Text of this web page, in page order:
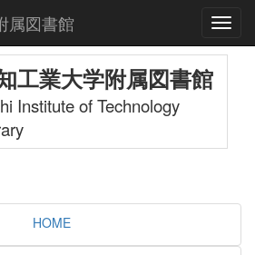
属図書館
工業大学附属図書館
Institute of Technology
HOME